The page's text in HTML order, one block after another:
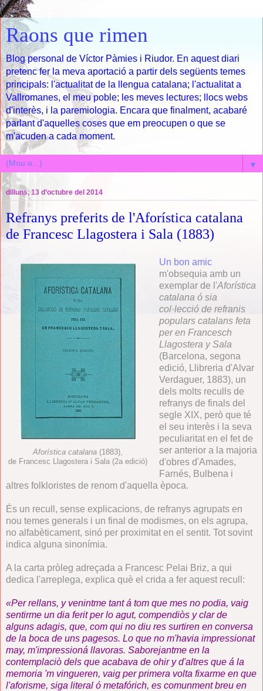
Raons que rimen
Blog personal de Víctor Pàmies i Riudor. En aquest diari
pretenc fer la meva aportació a partir dels següents temes
principals: l'actualitat de la llengua catalana; l'actualitat a
Vallromanes, el meu poble; les meves lectures; llocs webs
d'interès, i la paremiologia. Encara que finalment, acabaré
parlant d'aquelles coses que em preocupen o que se
m'acuden a cada moment.
▼
dilluns, 13 d’octubre del 2014
Refranys preferits de l'Aforística catalana
de Francesc Llagostera i Sala (1883)
Aforística catalana (1883),
de Francesc Llagostera i Sala (2a edició)
Un bon amic
m'obsequia amb un
exemplar de l'Aforística
catalana ó sia
col·lecció de refranis
populars catalans feta
per en Francesch
Llagostera y Sala
(Barcelona, segona
edició, Llibreria d'Alvar
Verdaguer, 1883), un
dels molts reculls de
refranys de finals del
segle XIX, però que té
el seu interès i la seva
peculiaritat en el fet de
ser anterior a la majoria
d'obres d'Amades,
Farnés, Bulbena i
altres folkloristes de renom d'aquella època.
És un recull, sense explicacions, de refranys agrupats en
nou temes generals i un final de modismes, on els agrupa,
no alfabèticament, sinó per proximitat en el sentit. Tot sovint
indica alguna sinonímia.
A la carta pròleg adreçada a Francesc Pelai Briz, a qui
dedica l'arreplega, explica què el crida a fer aquest recull:
«Per rellans, y venintme tant á tom que mes no podia, vaig
sentirme un dia ferit per lo agut, compendiòs y clar de
alguns adagis, que, com qui no diu res surtiren en conversa
de la boca de uns pagesos. Lo que no m'havia impressionat
may, m'impressioná llavoras. Saborejantme en la
contemplaciò dels que acabava de ohir y d'altres que á la
memoria 'm vingueren, vaig per primera volta fixarme en que
l'aforisme, siga literal ó metafórich, es comunment breu en